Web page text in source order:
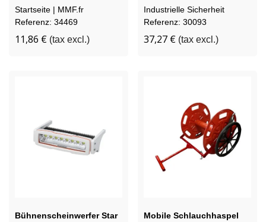
Startseite | MMF.fr
Referenz: 34469
11,86 € (tax excl.)
34.5 X 22.3 CM
Industrielle Sicherheit
Referenz: 30093
37,27 € (tax excl.)
Bühnenscheinwerfer Star
Mobile Schlauchhaspel